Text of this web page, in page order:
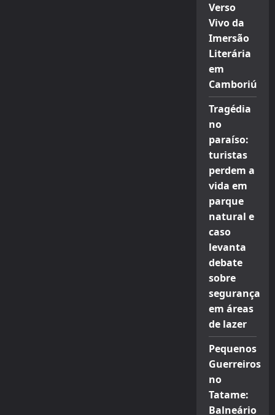
Verso
Vivo da
Imersão
Literária
em
Camboriú
Tragédia
no
paraíso:
turistas
perdem a
vida em
parque
natural e
caso
levanta
debate
sobre
segurança
em áreas
de lazer
Pequenos
Guerreiros
no
Tatame:
Balneário